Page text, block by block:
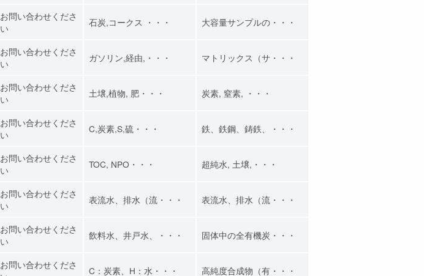
お問い合わせくださ
い
石炭,コークス ・・・ 大容量サンプルの・・・
お問い合わせくださ
い
ガソリン,経由,・・・ マトリックス（サ・・・
お問い合わせくださ
い
土壌,植物, 肥・・・ 炭素, 窒素, ・・・
お問い合わせくださ
い
C,炭素,S,硫・・・ 鉄、鉄鋼、鋳鉄、・・・
お問い合わせくださ
い
TOC, NPO・・・ 超純水, 土壌,・・・
お問い合わせくださ
い
表流水、排水（流・・・ 表流水、排水（流・・・
お問い合わせくださ
い
飲料水、井戸水、・・・ 固体中の全有機炭・・・
お問い合わせくださ
C：炭素、H：水・・・ 高純度合成物（有・・・